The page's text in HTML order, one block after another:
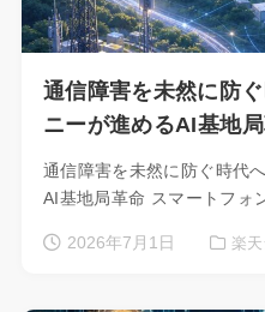
通信障害を未然に防
ニーが進めるAI基地
通信障害を未然に防ぐ時代
AI基地局革命 スマートフォ
2026年7月1日 楽